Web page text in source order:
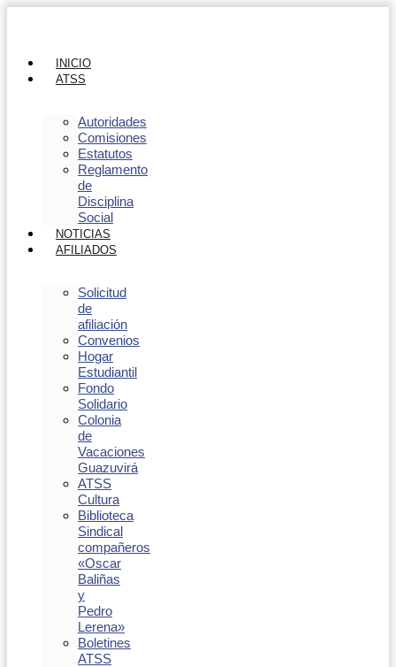
INICIO
ATSS
Autoridades
Comisiones
Estatutos
Reglamento
de
Disciplina
Social
NOTICIAS
AFILIADOS
Solicitud
de
afiliación
Convenios
Hogar
Estudiantil
Fondo
Solidario
Colonia
de
Vacaciones
Guazuvirá
ATSS
Cultura
Biblioteca
Sindical
compañeros
«Oscar
Baliñas
y
Pedro
Lerena»
Boletines
ATSS